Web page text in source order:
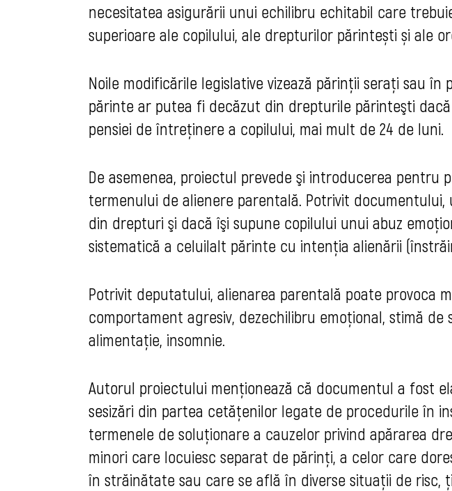
necesitatea asigurării unui echilibru echitabil care
superioare ale copilului, ale drepturilor părintești și ale
Noile modificările legislative vizează părinţii seraţi sau în
părinte ar putea fi decăzut din drepturile părinteşti
pensiei de întreţinere a copilului, mai mult de 24 de luni.
De asemenea, proiectul prevede şi introducerea pentru
termenului de alienere parentală. Potrivit
din drepturi şi dacă îşi supune copilului unui abuz
sistematică a celuilalt părinte cu intenția alienării
Potrivit deputatului, alienarea parentală poate provoca
comportament agresiv, dezechilibru emoțional, stimă
alimentație, insomnie.
Autorul proiectului menţionează că documentul a fost
sesizări din partea cetăţenilor legate de procedurile în
termenele de soluționare a cauzelor privind apărarea
minori care locuiesc separat de părinți, a celor care
în străinătate sau care se află în diverse situații de